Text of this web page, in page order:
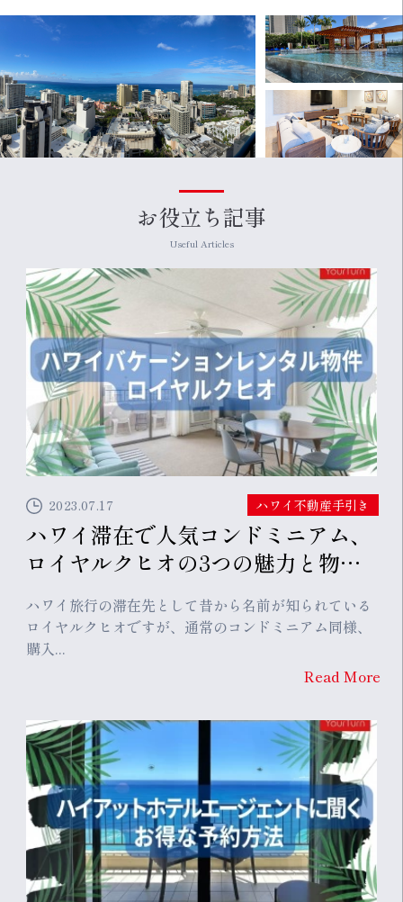
お役立ち記事
Useful Articles
2023.07.17 ハワイ不動産手引き
ハワイ滞在で人気コンドミニアム、
ロイヤルクヒオの3つの魅力と物件
徹底紹介
ハワイ旅行の滞在先として昔から名前が知られている
ロイヤルクヒオですが、通常のコンドミニアム同様、
購入...
Read More